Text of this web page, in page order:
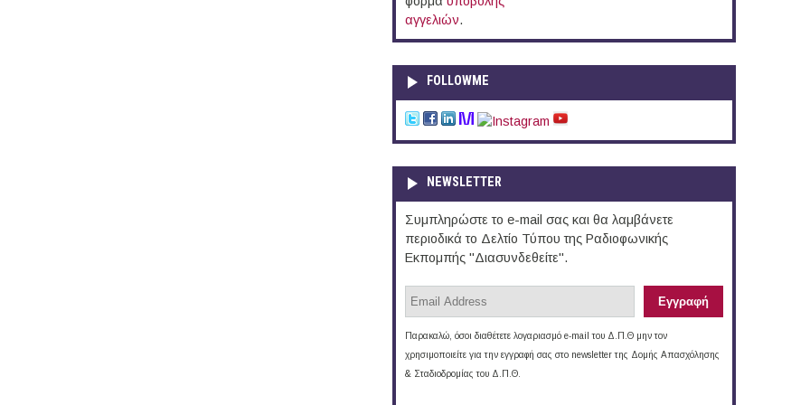
αγγελιών.
FOLLOWME
NEWSLETTER
Συμπληρώστε το e-mail σας και θα λαμβάνετε
περιοδικά το Δελτίο Τύπου της Ραδιοφωνικής
Εκπομπής "Διασυνδεθείτε".
Παρακαλώ, όσοι διαθέτετε λογαριασμό e-mail του Δ.Π.Θ μην τον
χρησιμοποιείτε για την εγγραφή σας στο newsletter της Δομής Απασχόλησης
& Σταδιοδρομίας του Δ.Π.Θ.